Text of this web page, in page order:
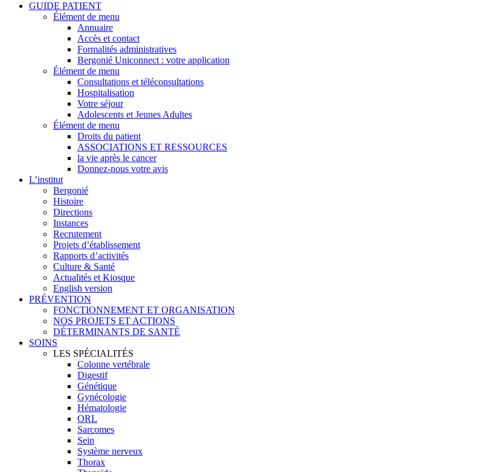
GUIDE PATIENT
Élément de menu
Annuaire
Accès et contact
Formalités administratives
Bergonié Uniconnect : votre application
Élément de menu
Consultations et téléconsultations
Hospitalisation
Votre séjour
Adolescents et Jeunes Adultes
Élément de menu
Droits du patient
ASSOCIATIONS ET RESSOURCES
la vie après le cancer
Donnez-nous votre avis
L’institut
Bergonié
Histoire
Directions
Instances
Recrutement
Projets d’établissement
Rapports d’activités
Culture & Santé
Actualités et Kiosque
English version
PRÉVENTION
FONCTIONNEMENT ET ORGANISATION
NOS PROJETS ET ACTIONS
DÉTERMINANTS DE SANTÉ
SOINS
LES SPÉCIALITÉS
Colonne vertébrale
Digestif
Génétique
Gynécologie
Hématologie
ORL
Sarcomes
Sein
Système nerveux
Thorax